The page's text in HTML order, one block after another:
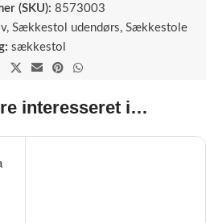
(SKU): 8573003
, Sækkestol udendørs, Sækkestole
sækkestol
interesseret i…